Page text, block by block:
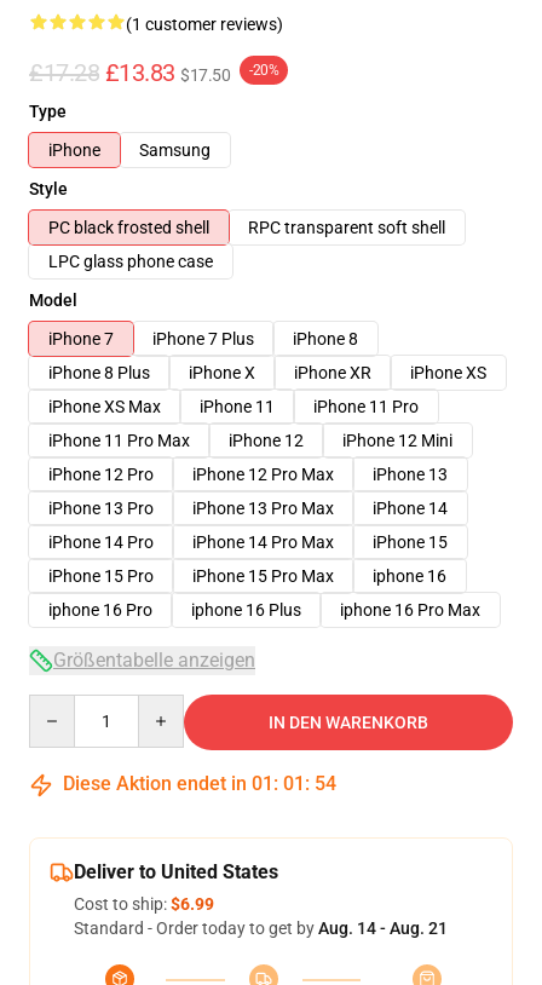
(1 customer reviews)
£17.28 £13.83 $17.50 -20%
Type
iPhone
Samsung
Style
PC black frosted shell
RPC transparent soft shell
LPC glass phone case
Model
iPhone 7
iPhone 7 Plus
iPhone 8
iPhone 8 Plus
iPhone X iPhone XR
iPhone XS
iPhone XS Max
iPhone 11
iPhone 11 Pro
iPhone 11 Pro Max
iPhone 12
iPhone 12 Mini
iPhone 12 Pro
iPhone 12 Pro Max
iPhone 13
iPhone 13 Pro
iPhone 13 Pro Max
iPhone 14
iPhone 14 Pro
iPhone 14 Pro Max
iPhone 15
iPhone 15 Pro
iPhone 15 Pro Max
iphone 16
iphone 16 Pro
iphone 16 Plus iphone 16 Pro Max
Größentabelle anzeigen
IN DEN WARENKORB
Diese Aktion endet in 01 : 01 : 53
Deliver to United States
Cost to ship:$6.99
Standard - Order today to get byAug. 14 - Aug. 21